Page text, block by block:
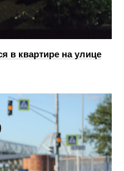
в квартире на улице